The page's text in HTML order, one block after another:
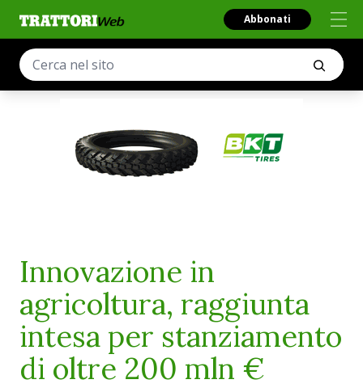
Abbonati
Innovazione in
agricoltura, raggiunta
intesa per stanziamento
di oltre 200 mln €